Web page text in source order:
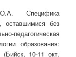
Специфика
оставшимися без
педагогическая
образования:
10-11 окт.